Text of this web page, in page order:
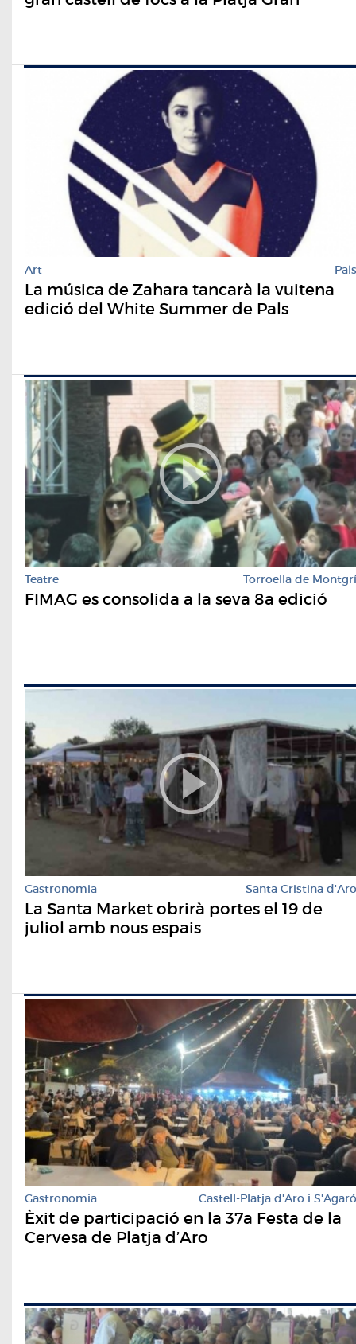
Art Pals
La música de Zahara tancarà la vuitena
edició del White Summer de Pals
Teatre Torroella de Montgrí
FIMAG es consolida a la seva 8a edició
Gastronomia Santa Cristina d'Aro
La Santa Market obrirà portes el 19 de
juliol amb nous espais
Gastronomia Castell-Platja d'Aro i S'Agaró
Èxit de participació en la 37a Festa de la
Cervesa de Platja d’Aro